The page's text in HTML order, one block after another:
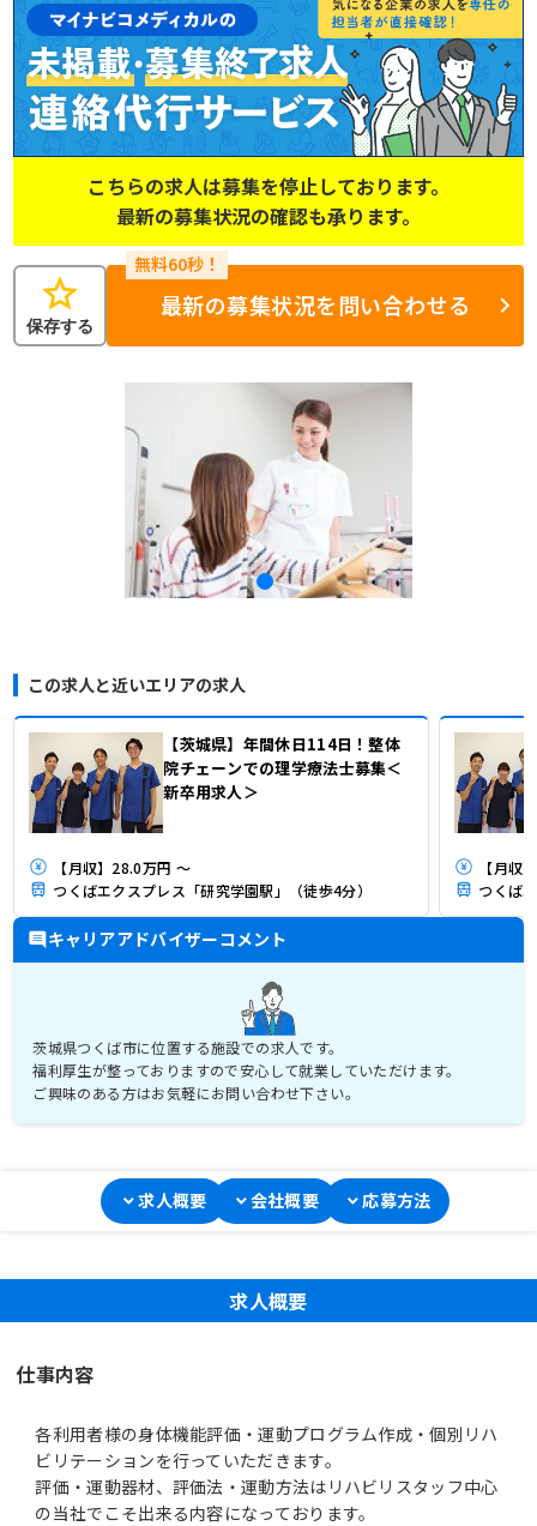
こちらの求人は募集を停止しております。
最新の募集状況の確認も承ります。
star
保存する
最新の募集状況を問い合わせる
この求人と近いエリアの求人
【茨城県】年間休日114日！整体
院チェーンでの理学療法士募集＜
新卒用求人＞
【月収】28.0万円 ～
つくばエクスプレス「研究学園駅」（徒歩4分）
【月収
つくば
キャリアアドバイザーコメント
茨城県つくば市に位置する施設での求人です。
福利厚生が整っておりますので安心して就業していただけます。
ご興味のある方はお気軽にお問い合わせ下さい。
求人概要 会社概要 応募方法
求人概要
仕事内容
各利用者様の身体機能評価・運動プログラム作成・個別リハ
ビリテーションを行っていただきます。
評価・運動器材、評価法・運動方法はリハビリスタッフ中心
の当社でこそ出来る内容になっております。